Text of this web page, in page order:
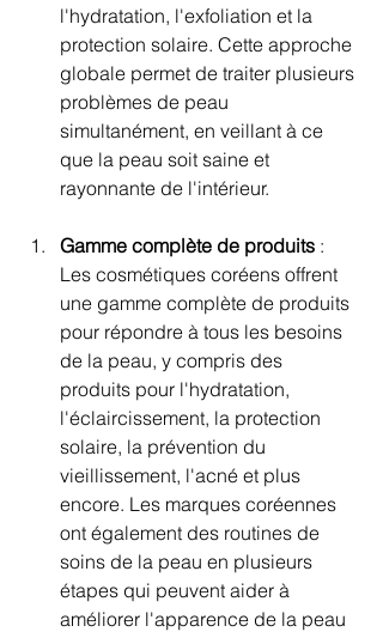
l'hydratation, l'exfoliation et la
protection solaire. Cette approche
globale permet de traiter plusieurs
problèmes de peau
simultanément, en veillant à ce
que la peau soit saine et
rayonnante de l'intérieur.
Gamme complète de produits :
Les cosmétiques coréens offrent
une gamme complète de produits
pour répondre à tous les besoins
de la peau, y compris des
produits pour l'hydratation,
l'éclaircissement, la protection
solaire, la prévention du
vieillissement, l'acné et plus
encore. Les marques coréennes
ont également des routines de
soins de la peau en plusieurs
étapes qui peuvent aider à
améliorer l'apparence de la peau